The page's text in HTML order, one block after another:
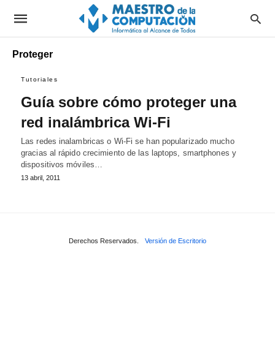
Proteger
Tutoriales
Guía sobre cómo proteger una
red inalámbrica Wi-Fi
Las redes inalambricas o Wi-Fi se han popularizado mucho
gracias al rápido crecimiento de las laptops, smartphones y
dispositivos móviles…
13 abril, 2011
Derechos Reservados. Versión de Escritorio